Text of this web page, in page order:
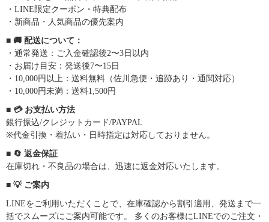
・LINE限定クーポン・特典配布
・新商品・人気商品の優先案内
■ 🚚 配送について：
・通常発送：ご入金確認後2〜3日以内
・お届け目安：発送後7〜15日
・10,000円以上：送料無料（佐川急便・追跡あり・通関対応）
・10,000円未満：送料1,500円
■ 💳 お支払い方法
銀行振込/クレジットカード/PAYPAL
※代金引換・着払い・日時指定は対応しておりません。
■ 🔄 返金保証
在庫切れ・不良品の場合は、迅速に返金対応いたします。
■ 💡 ご案内
LINEをご利用いただくことで、在庫確認から割引適用、発送まで一
括でスムーズにご案内可能です。 多くのお客様にLINEでのご注文・